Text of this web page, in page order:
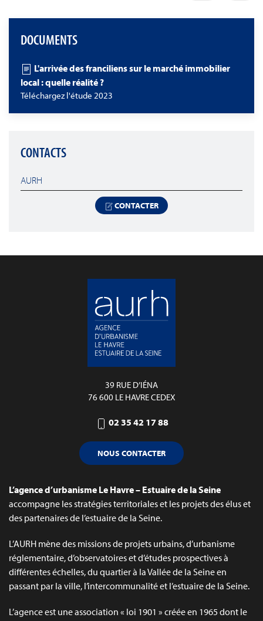
DOCUMENTS
L'arrivée des franciliens sur le marché immobilier
local : quelle réalité ?
Téléchargez l'étude 2023
CONTACTS
AURH
CONTACTER
39 RUE D’IÉNA
76 600 LE HAVRE CEDEX
02 35 42 17 88
NOUS CONTACTER
L’agence d’urbanisme Le Havre – Estuaire de la Seine
accompagne les stratégies territoriales et les projets des élus et
des partenaires de l’estuaire de la Seine.
L’AURH mène des missions de projets urbains, d’urbanisme
réglementaire, d’observatoires et d’études prospectives à
différentes échelles, du quartier à la Vallée de la Seine en
passant par la ville, l’intercommunalité et l’estuaire de la Seine.
L’agence est une association « loi 1901 » créée en 1965 dont le